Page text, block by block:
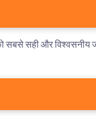
सही और विश्वसनीय